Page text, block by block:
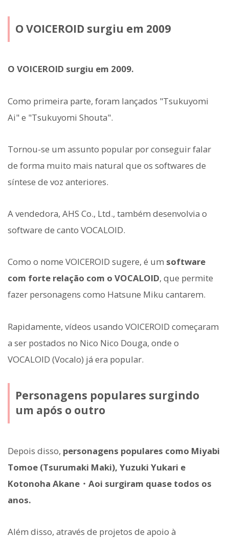
O VOICEROID surgiu em 2009
O VOICEROID surgiu em 2009.
Como primeira parte, foram lançados "Tsukuyomi
Ai" e "Tsukuyomi Shouta".
Tornou-se um assunto popular por conseguir falar
de forma muito mais natural que os softwares de
síntese de voz anteriores.
A vendedora, AHS Co., Ltd., também desenvolvia o
software de canto VOCALOID.
Como o nome VOICEROID sugere, é um software
com forte relação com o VOCALOID, que permite
fazer personagens como Hatsune Miku cantarem.
Rapidamente, vídeos usando VOICEROID começaram
a ser postados no Nico Nico Douga, onde o
VOCALOID (Vocalo) já era popular.
Personagens populares surgindo
um após o outro
Depois disso, personagens populares como Miyabi
Tomoe (Tsurumaki Maki), Yuzuki Yukari e
Kotonoha Akane・Aoi surgiram quase todos os
anos.
Além disso, através de projetos de apoio à